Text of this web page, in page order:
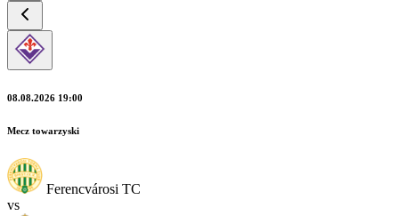
08.08.2026 19:00
Mecz towarzyski
Ferencvárosi TC
vs